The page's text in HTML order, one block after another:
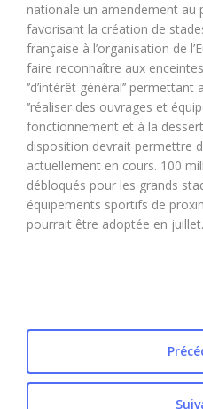
nationale un amendement
favorisant la création de
française à l’organisation de
faire reconnaître aux
‘’d’intérêt général’’
‘’réaliser des ouvrages et
fonctionnement et à la
disposition devrait permettre
actuellement en cours. 100
débloqués pour les grands
équipements sportifs de
pourrait être adoptée en juillet.